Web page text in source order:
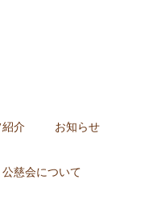
紹介
お知らせ
公慈会について